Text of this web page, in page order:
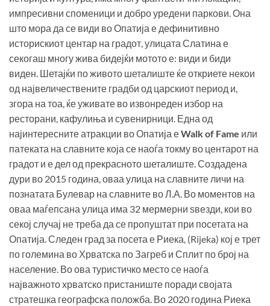
импресивни споменици и добро уредени паркови. Она
што мора да се види во Опатија е дефинитивно
историскиот центар на градот, улицата Слатина е
секогаш многу жива бидејќи мотото е: види и биди
виден. Шетајќи по живото шеталиште ќе откриете некои
од највеличествените градби од царскиот период и,
згора на тоа, ќе уживате во извонреден избор на
ресторани, кафулиња и сувенирници. Една од
најинтересните атракции во Опатија еWalk of Fame или
патеката на славните која се наоѓа токму во центарот на
градот и е дел од прекрасното шеталиште. Создадена
дури во 2015 година, оваа улица на славните личи на
познатата Булевар на славните во Л.А. Во моментов на
оваа маѓепсана улица има 32 мермерни ѕвезди, кои во
секој случај не треба да се пропуштат при посетата на
Опатија. Следен град за посета е Риека, (Rijeka) кој е трет
по големина во Хрватска по Загреб и Сплит по број на
население. Во ова туристичко место се наоѓа
најважното хрватско пристаниште поради својата
стратешка географска положба. Во 2020 година Риека